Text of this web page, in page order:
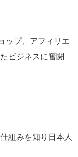
ップ、アフィリエ
ビジネスに奮闘
組みを知り日本人